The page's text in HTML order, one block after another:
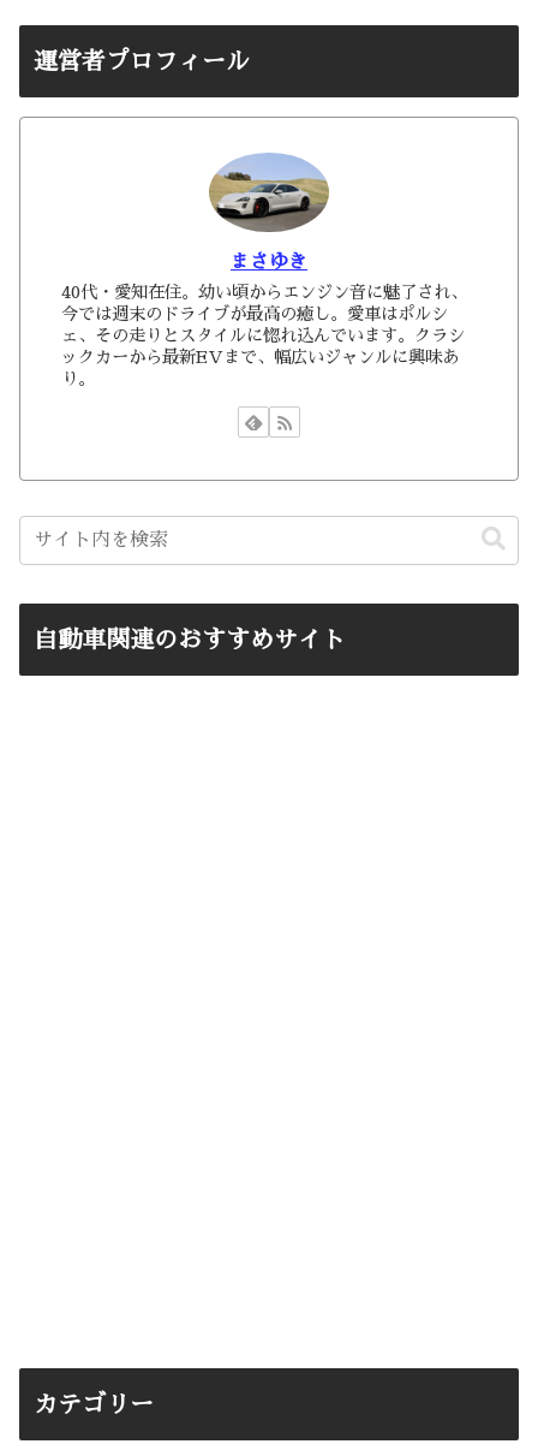
運営者プロフィール
まさゆき
40代・愛知在住。幼い頃からエンジン音に魅了され、
今では週末のドライブが最高の癒し。愛車はポルシ
ェ、その走りとスタイルに惚れ込んでいます。クラシ
ックカーから最新EVまで、幅広いジャンルに興味あ
り。
自動車関連のおすすめサイト
カテゴリー